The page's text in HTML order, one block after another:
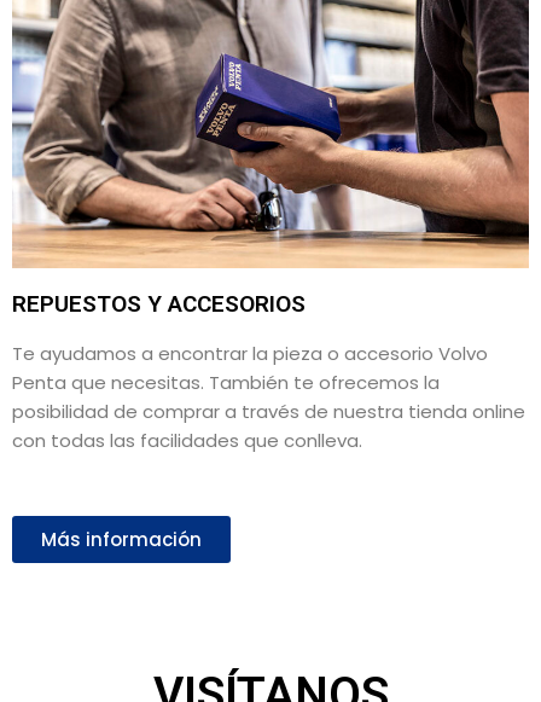
REPUESTOS Y ACCESORIOS
Te ayudamos a encontrar la pieza o accesorio Volvo
Penta que necesitas. También te ofrecemos la
posibilidad de comprar a través de nuestra tienda online
con todas las facilidades que conlleva.
Más información